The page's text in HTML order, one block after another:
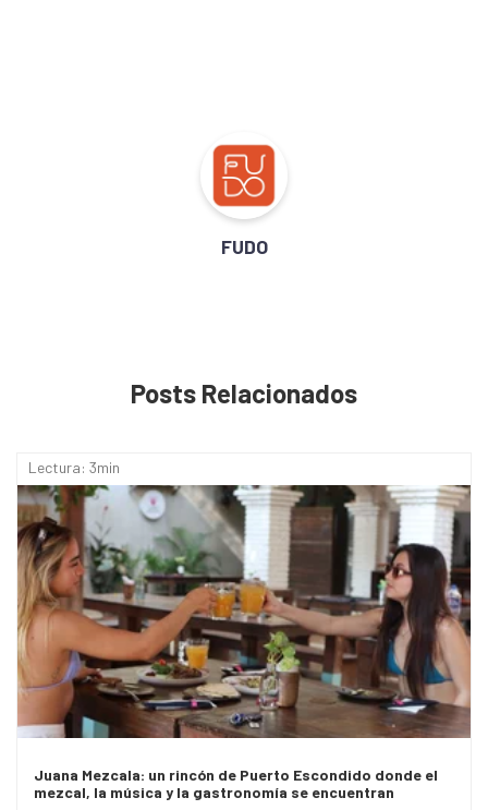
FUDO
Posts Relacionados
Lectura: 3min
Juana Mezcala: un rincón de Puerto Escondido donde el
mezcal, la música y la gastronomía se encuentran